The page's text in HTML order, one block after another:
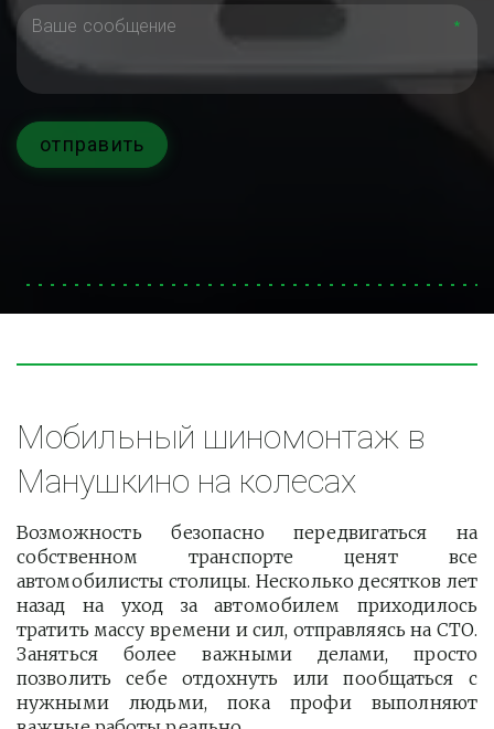
*
отправить
Мобильный шиномонтаж в
Манушкино на колесах
Возможность безопасно передвигаться на
собственном транспорте ценят все
автомобилисты столицы. Несколько десятков лет
назад на уход за автомобилем приходилось
тратить массу времени и сил, отправляясь на СТО.
Заняться более важными делами, просто
позволить себе отдохнуть или пообщаться с
нужными людьми, пока профи выполняют